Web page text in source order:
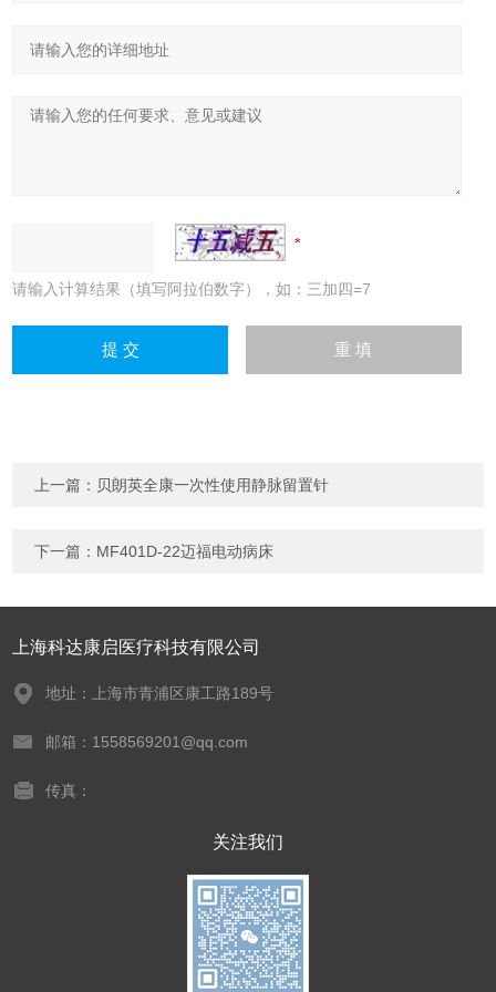
请输入计算结果（填写阿拉伯数字），如：三加四=7
上一篇： 贝朗英全康一次性使用静脉留置针
下一篇： MF401D-22迈福电动病床
上海科达康启医疗科技有限公司
地址：上海市青浦区康工路189号
邮箱：1558569201@qq.com
传真：
关注我们